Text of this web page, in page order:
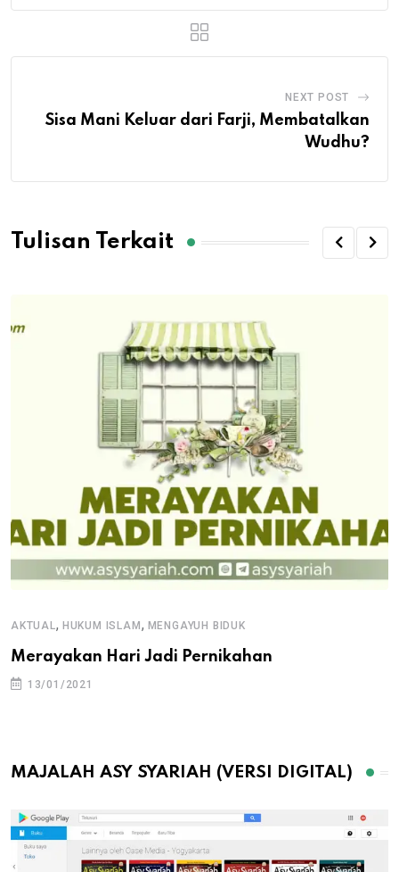
NEXT POST
Sisa Mani Keluar dari Farji, Membatalkan
Wudhu?
Tulisan Terkait
AKTUAL, HUKUM ISLAM , MENGAYUH BIDUK
Merayakan Hari Jadi Pernikahan
13/01/2021
MAJALAH ASY SYARIAH (VERSI DIGITAL)